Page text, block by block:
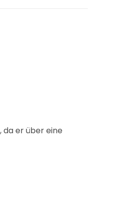
er über eine